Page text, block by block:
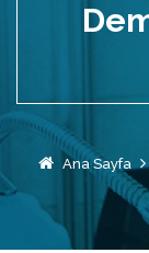
Ana Sayfa